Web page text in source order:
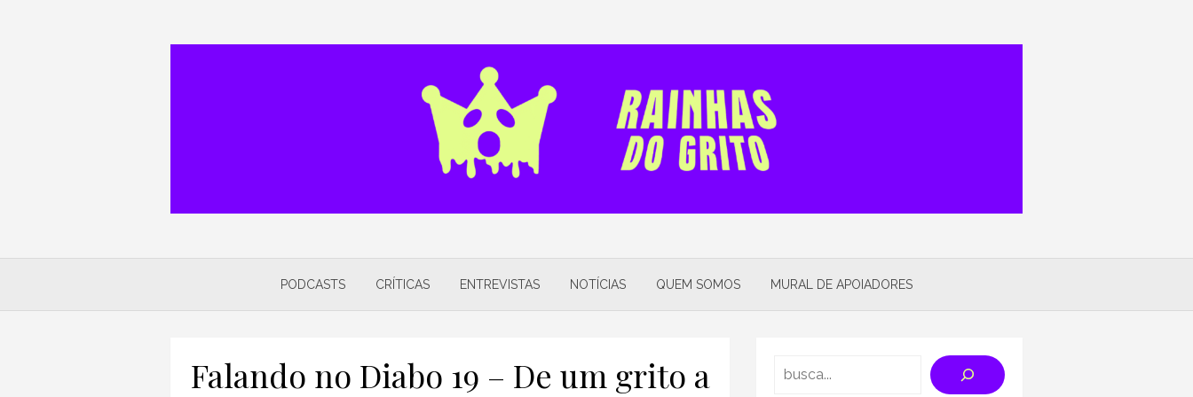
PODCASTS CRÍTICAS ENTREVISTAS NOTÍCIAS QUEM SOMOS MURAL DE APOIADORES
Falando no Diabo 19 – De um grito a